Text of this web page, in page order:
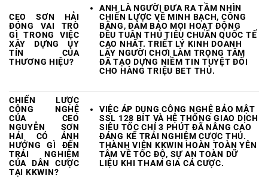
CEO SƠN HẢI
ĐÓNG VAI TRÒ
GÌ TRONG VIỆC
XÂY DỰNG UY
TÍN CỦA
THƯƠNG HIỆU?
ANH LÀ NGƯỜI ĐƯA RA TẦM NHÌN
CHIẾN LƯỢC VỀ MINH BẠCH, CÔNG
BẰNG, ĐẢM BẢO MỌI HOẠT ĐỘNG
ĐỀU TUÂN THỦ TIÊU CHUẨN QUỐC TẾ
CAO NHẤT. TRIẾT LÝ KINH DOANH
LẤY NGƯỜI CHƠI LÀM TRỌNG TÂM
ĐÃ TẠO DỰNG NIỀM TIN TUYỆT ĐỐI
CHO HÀNG TRIỆU BET THỦ.
CHIẾN LƯỢC
CÔNG NGHỆ
CỦA CEO
NGUYỄN SƠN
HẢI CÓ ẢNH
HƯỞNG GÌ ĐẾN
TRẢI NGHIỆM
CỦA DÂN CƯỢC
TẠI KKWIN?
VIỆC ÁP DỤNG CÔNG NGHỆ BẢO MẬT
SSL 128 BIT VÀ HỆ THỐNG GIAO DỊCH
SIÊU TỐC CHỈ 3 PHÚT ĐÃ NÂNG CAO
ĐÁNG KỂ TRẢI NGHIỆM CƯỢC THỦ.
THÀNH VIÊN KKWIN HOÀN TOÀN YÊN
TÂM VỀ TỐC ĐỘ, SỰ AN TOÀN DỮ
LIỆU KHI THAM GIA CÁ CƯỢC.